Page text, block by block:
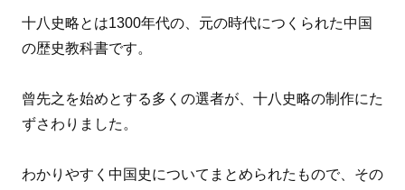
十八史略とは1300年代の、元の時代につくられた中国
の歴史教科書です。
曾先之を始めとする多くの選者が、十八史略の制作にた
ずさわりました。
わかりやすく中国史についてまとめられたもので、その